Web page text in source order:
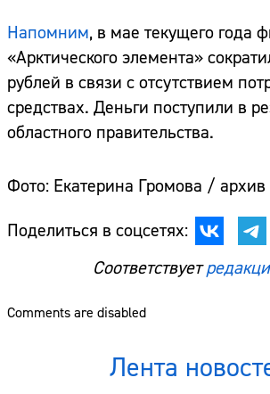
Напомним, в мае текущего года
«Арктического элемента»
рублей в связи с отсутствием
средствах. Деньги поступили в
областного правительства.
Фото: Екатерина Громова / архив
Поделиться в соцсетях:
Соответствует
Comments are disabled
Лента